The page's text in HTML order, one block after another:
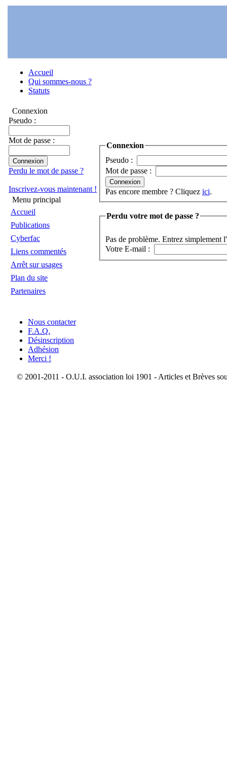
Accueil
Qui sommes-nous ?
Statuts
Connexion
Pseudo :
Mot de passe :
Perdu le mot de passe ?
Inscrivez-vous maintenant !
Menu principal
Accueil
Publications
Cyberfac
Liens commentés
Arrêt sur usages
Plan du site
Partenaires
Connexion
Pseudo :
Mot de passe :
Pas encore membre ? Cliquez ici.
Perdu votre mot de passe ?
Pas de problème. Entrez simplement
Votre E-mail :
Nous contacter
F.A.Q.
Désinscription
Adhésion
Merci !
© 2001-2011 - O.U.I. association loi 1901 - Articles et Brèves